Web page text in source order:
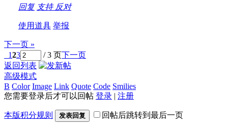
回复 支持 反对
使用道具 举报
下一页 »
123 / 3 页下一页
返回列表
高级模式
B Color Image Link Quote Code Smilies
您需要登录后才可以回帖 登录 | 注册
本版积分规则 发表回复 回帖后跳转到最后一页